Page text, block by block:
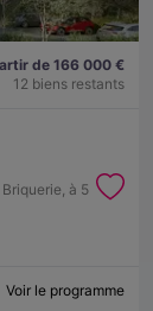
de 166 000 €
12 biens restants
à 5
Voir le programme